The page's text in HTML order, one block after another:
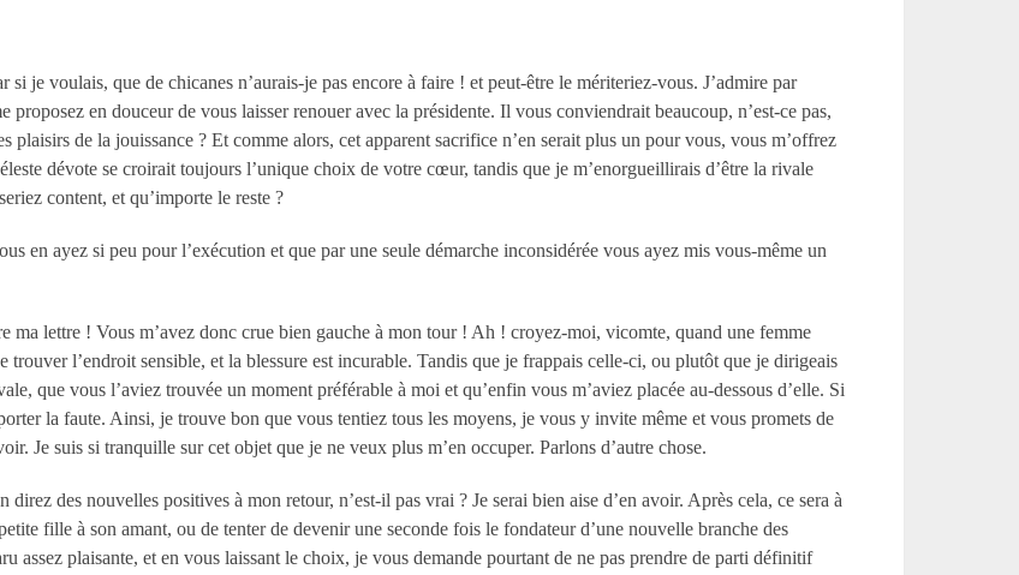
si je voulais, que de chicanes n’aurais-je pas encore à faire ! et peut-être le mériteriez-vous. J’admire par
en douceur de vous laisser renouer avec la présidente. Il vous conviendrait beaucoup, n’est-ce pas,
plaisirs de la jouissance ? Et comme alors, cet apparent sacrifice n’en serait plus un pour vous, vous m’offrez
dévote se croirait toujours l’unique choix de votre cœur, tandis que je m’enorgueillirais d’être la rivale
content, et qu’importe le reste ?
en ayez si peu pour l’exécution et que par une seule démarche inconsidérée vous ayez mis vous-même un
ma lettre ! Vous m’avez donc crue bien gauche à mon tour ! Ah ! croyez-moi, vicomte, quand une femme
trouver l’endroit sensible, et la blessure est incurable. Tandis que je frappais celle-ci, ou plutôt que je dirigeais
que vous l’aviez trouvée un moment préférable à moi et qu’enfin vous m’aviez placée au-dessous d’elle. Si
la faute. Ainsi, je trouve bon que vous tentiez tous les moyens, je vous y invite même et vous promets de
Je suis si tranquille sur cet objet que je ne veux plus m’en occuper. Parlons d’autre chose.
direz des nouvelles positives à mon retour, n’est-il pas vrai ? Je serai bien aise d’en avoir. Après cela, ce sera à
fille à son amant, ou de tenter de devenir une seconde fois le fondateur d’une nouvelle branche des
assez plaisante, et en vous laissant le choix, je vous demande pourtant de ne pas prendre de parti définitif